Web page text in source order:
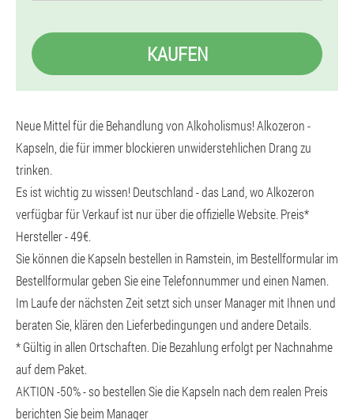
KAUFEN
Neue Mittel für die Behandlung von Alkoholismus! Alkozeron -
Kapseln, die für immer blockieren unwiderstehlichen Drang zu
trinken.
Es ist wichtig zu wissen! Deutschland - das Land, wo Alkozeron
verfügbar für Verkauf ist nur über die offizielle Website. Preis*
Hersteller - 49€.
Sie können die Kapseln bestellen in Ramstein, im Bestellformular im
Bestellformular geben Sie eine Telefonnummer und einen Namen.
Im Laufe der nächsten Zeit setzt sich unser Manager mit Ihnen und
beraten Sie, klären den Lieferbedingungen und andere Details.
* Gültig in allen Ortschaften. Die Bezahlung erfolgt per Nachnahme
auf dem Paket.
AKTION -50% - so bestellen Sie die Kapseln nach dem realen Preis
berichten Sie beim Manager